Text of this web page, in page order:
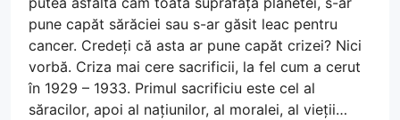
pune capăt sărăciei sau s-ar găsit leac pentru
cancer. Credeți că asta ar pune capăt crizei? Nici
vorbă. Criza mai cere sacrificii, la fel cum a cerut
în 1929 – 1933. Primul sacrificiu este cel al
săracilor, apoi al națiunilor, al moralei, al vieții…